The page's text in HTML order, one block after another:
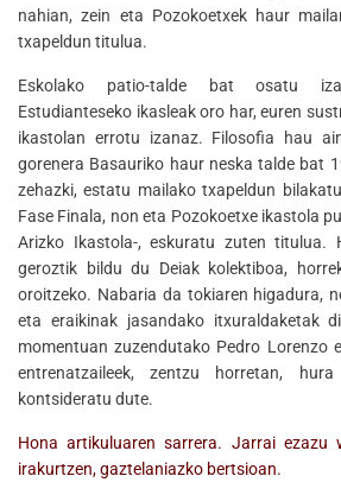
nahian, zein eta Pozokoetxek haur
txapeldun titulua.
Eskolako patio-talde bat osatu
Estudianteseko ikasleak oro har, euren
ikastolan errotu izanaz. Filosofia hau
gorenera Basauriko haur neska talde bat
zehazki, estatu mailako txapeldun
Fase Finala, non eta Pozokoetxe ikastola
Arizko Ikastola-, eskuratu zuten titulua.
geroztik bildu du Deiak kolektiboa,
oroitzeko. Nabaria da tokiaren higadura,
eta eraikinak jasandako itxuraldaketak
momentuan zuzendutako Pedro Lorenzo
entrenatzaileek, zentzu horretan, hura
kontsideratu dute.
Hona artikuluaren sarrera. Jarrai ezazu
irakurtzen, gaztelaniazko bertsioan.